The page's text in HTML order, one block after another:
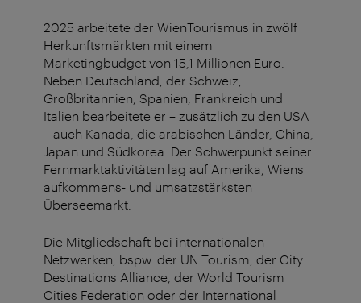
2025 arbeitete der WienTourismus in zwölf
Herkunftsmärkten mit einem
Marketingbudget von 15,1 Millionen Euro.
Neben Deutschland, der Schweiz,
Großbritannien, Spanien, Frankreich und
Italien bearbeitete er – zusätzlich zu den USA
– auch Kanada, die arabischen Länder, China,
Japan und Südkorea. Der Schwerpunkt seiner
Fernmarktaktivitäten lag auf Amerika, Wiens
aufkommens- und umsatzstärksten
Überseemarkt.
Die Mitgliedschaft bei internationalen
Netzwerken, bspw. der UN Tourism, der City
Destinations Alliance, der World Tourism
Cities Federation oder der International